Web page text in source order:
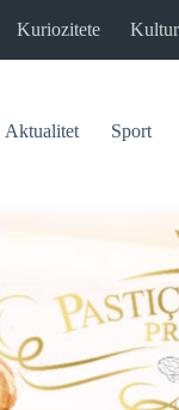
Kuriozitete
Aktualitet Sport